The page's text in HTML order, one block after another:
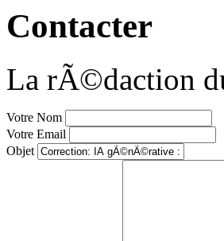
Contacter
La rÃ©daction
Votre Nom
Votre Email
Objet